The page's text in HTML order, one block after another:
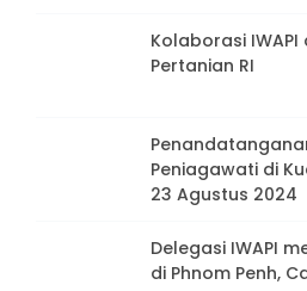
Kolaborasi
Pertanian RI
Peniagawati di
23 Agustus 2024
Delegasi IWAPI
di Phnom Penh,